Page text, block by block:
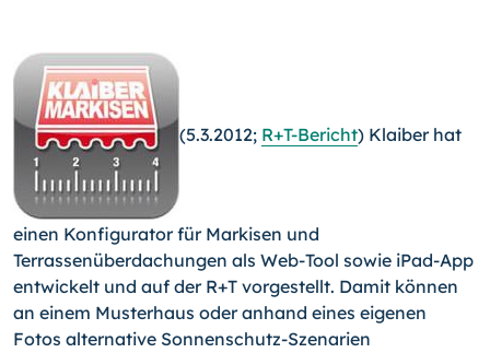
(5.3.2012; R+T-Bericht) Klaiber hat
einen Konfigurator für Markisen und
Terrassenüberdachungen als Web-Tool sowie iPad-App
entwickelt und auf der R+T vorgestellt. Damit können
an einem Musterhaus oder anhand eines eigenen
Fotos alternative Sonnenschutz-Szenarien